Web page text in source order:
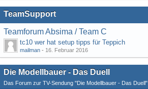
TeamSupport
Teamforum Absima / Team C
tc10 wer hat setup tipps für Teppich
mailman - 16. Februar 2016
Die Modellbauer - Das Duell
Das Forum zur TV-Sendung "Die Modellbauer - Das Duell"